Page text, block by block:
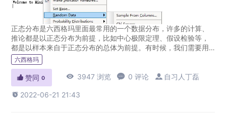
正态分布是六西格玛里面最常用的一个数据分布，许多的计算、
推论都是以正态分布为前提，比如中心极限定理、假设检验等，
都是以样本来自于正态分布的总体为前提。有时候，我们需要用
一些正态分布的数据进行验算，那么怎么使用minitab生成一组正
态分布的...
六西格玛
 赞同 0  3947 浏览  0 评论  自习人丁磊
 2022-06-21 21:43